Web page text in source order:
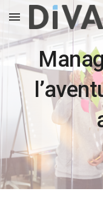
Skip to main content